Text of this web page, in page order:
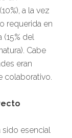
a la vez
requerida en
del
Cabe
eran
colaborativo.
sido esencial